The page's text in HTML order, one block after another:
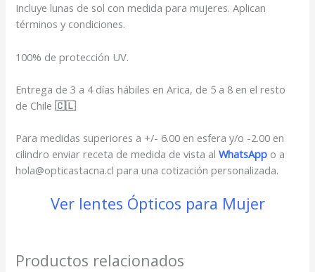
Incluye lunas de sol con medida para mujeres. Aplican
términos y condiciones.
100% de protección UV.
Entrega de 3 a 4 días hábiles en Arica, de 5 a 8 en el resto
de Chile🇨🇱
Para medidas superiores a +/- 6.00 en esfera y/o -2.00 en
cilindro enviar receta de medida de vista alWhatsApp o a
hola@opticastacna.cl para una cotización personalizada.
Ver lentes Ópticos para Mujer
Productos relacionados